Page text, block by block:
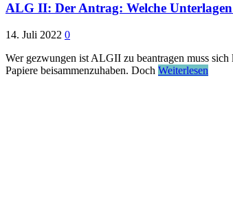
ALG II: Der Antrag: Welche
14. Juli 2022 0
Wer gezwungen ist ALGII zu beantragen muss
Papiere beisammenzuhaben. Doch Weiterlesen